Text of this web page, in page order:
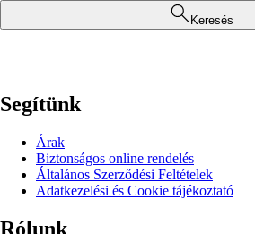
Keresés
Segítünk
Árak
Biztonságos online rendelés
Általános Szerződési Feltételek
Adatkezelési és Cookie tájékoztató
Rólunk